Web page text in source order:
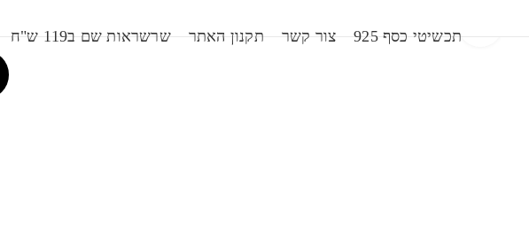
תכשיטי כסף 925 צור קשר תקנון האתר שרשראות שם ב119 ש"ח